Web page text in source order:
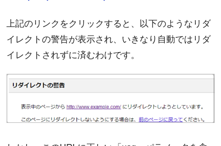
上記のリンクをクリックすると、以下のようなリダ
イレクトの警告が表示され、いきなり自動ではリダ
イレクトされずに済むわけです。